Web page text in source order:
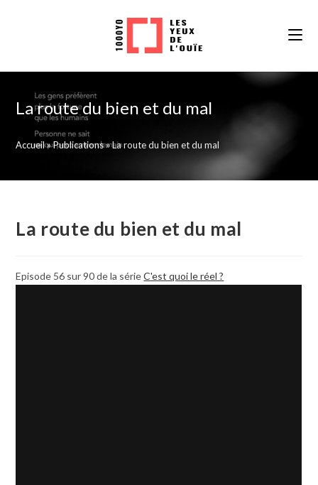
La route du bien et du mal
Accueil»Publications»La route du bien et du mal
La route du bien et du mal
Episode 56 sur 90 de la sérieC'est quoi le réel ?